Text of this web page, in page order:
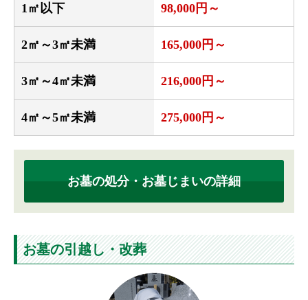
1㎡以下 98,000円～
2㎡～3㎡未満 165,000円～
3㎡～4㎡未満 216,000円～
4㎡～5㎡未満 275,000円～
お墓の処分・お墓じまいの詳細
お墓の引越し・改葬